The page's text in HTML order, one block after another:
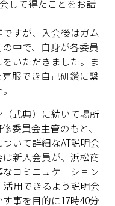
して得たことをお話
すが、入会後はガム
中で、自身が各委員
いただきました。ま
服でき自己研鑽に繋
式典）に続いて場所
委員会主管のもと、
いて詳細なAT説明会
新入会員が、浜松商
コミニュケーション
活用できるよう説明会
事を目的に17時40分